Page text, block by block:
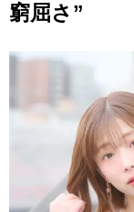
窮屈さ”